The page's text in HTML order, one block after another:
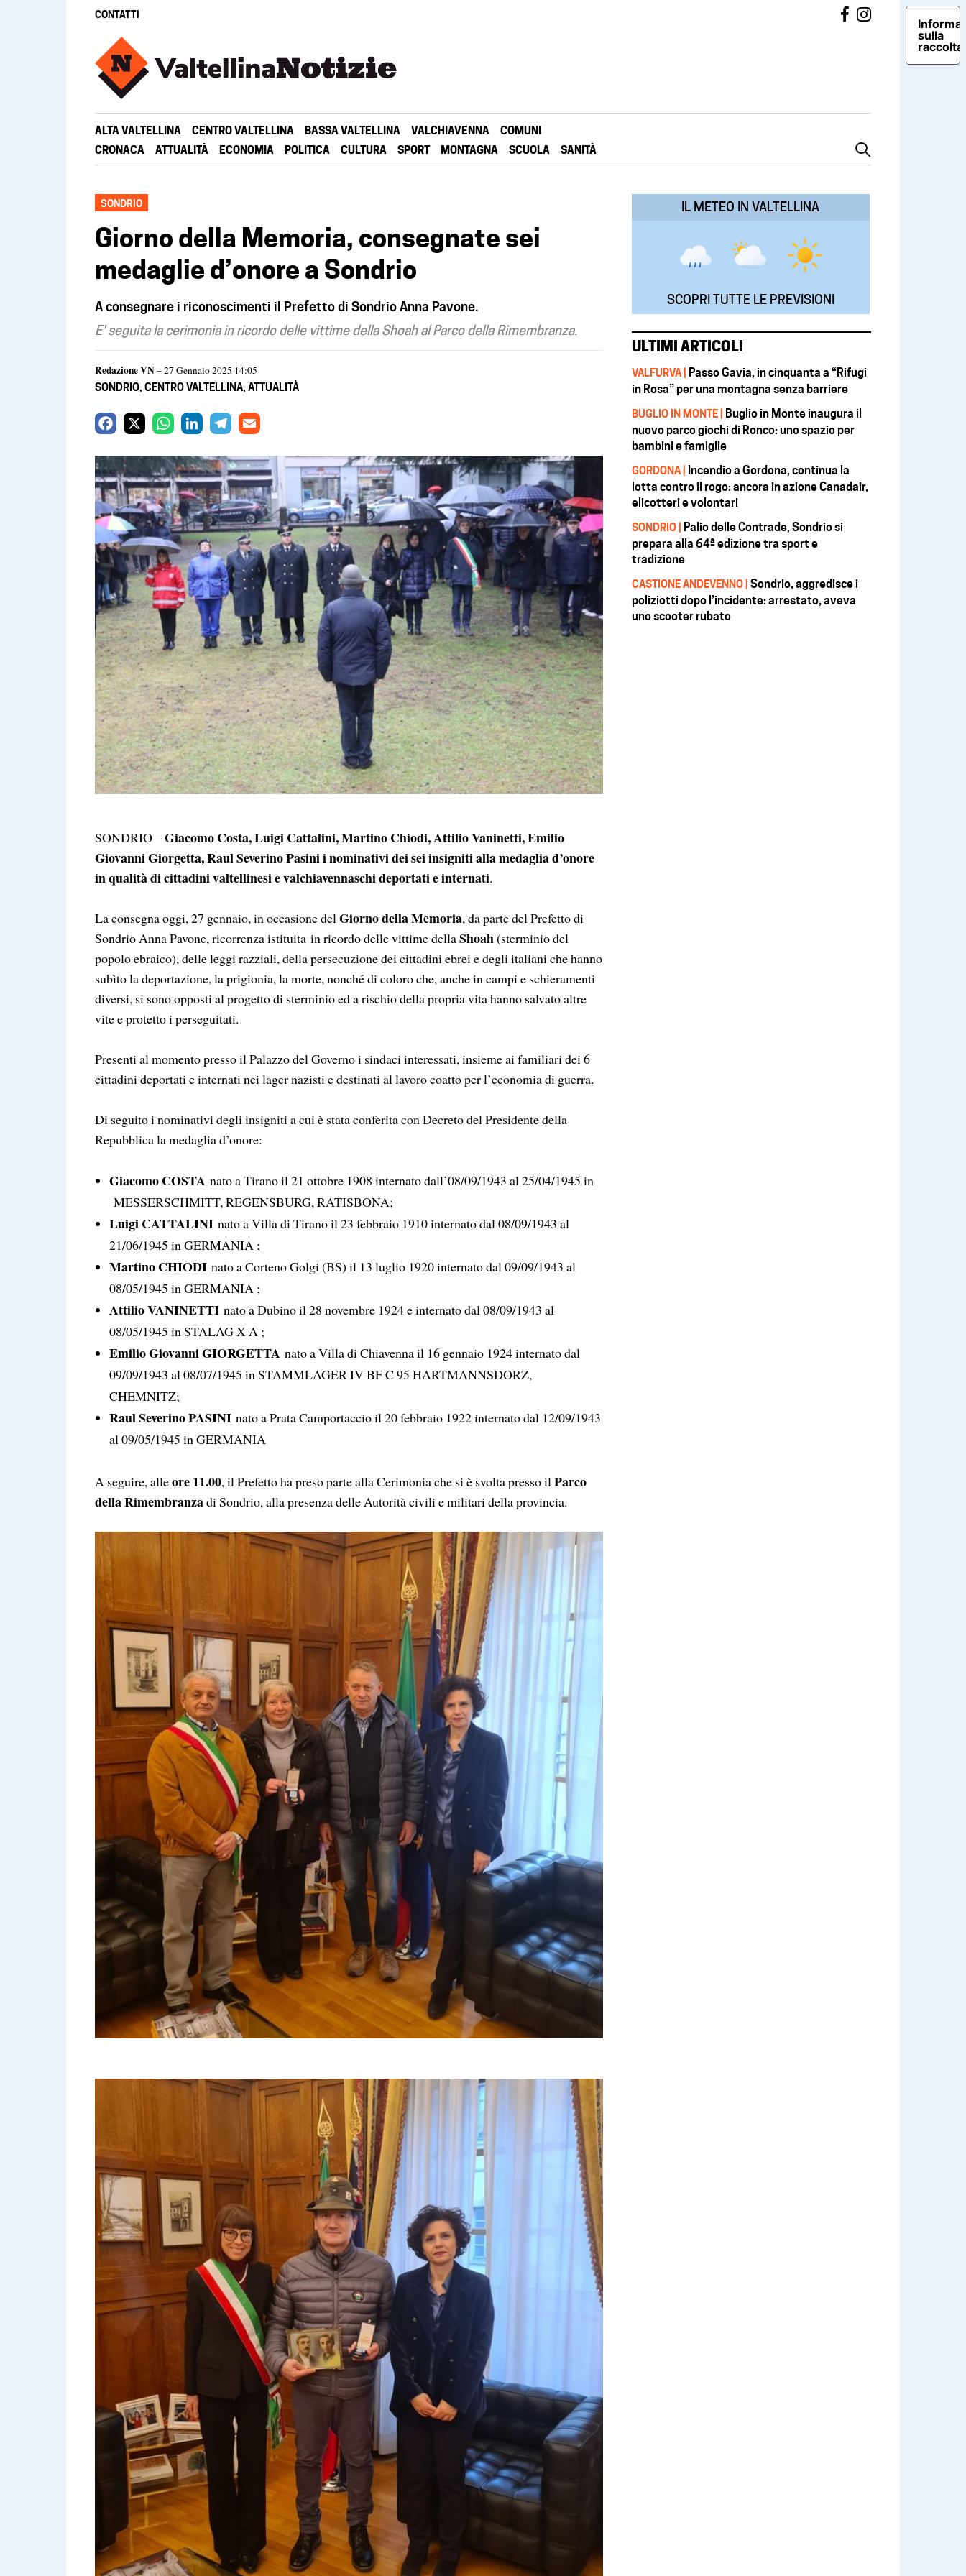
CONTATTI
ALTA VALTELLINA CENTRO VALTELLINA BASSA VALTELLINA VALCHIAVENNA
COMUNI
CRONACA
ATTUALITÀ ECONOMIA POLITICA CULTURA SPORT MONTAGNA SCUOLA SANITÀ
SONDRIO
Giorno della Memoria, consegnate sei
medaglie d’onore a Sondrio
A consegnare i riconoscimenti il Prefetto di Sondrio Anna Pavone.
E' seguita la cerimonia in ricordo delle vittime della Shoah al Parco della Rimembranza.
Redazione VN– 27 Gennaio 2025 14:05
SONDRIO, CENTRO VALTELLINA, ATTUALITÀ
e
b
o
o
k
a
t
s
A
p
p
n
k
e
d
I
n
l
e
g
r
a
m
a
i
l
SONDRIO –Giacomo Costa, Luigi Cattalini, Martino Chiodi, Attilio Vaninetti, Emilio
Giovanni Giorgetta, Raul Severino Pasini i nominativi dei sei insigniti alla medaglia d’onore
in qualità di cittadini valtellinesi e valchiavennaschi deportati e internati.
La consegna oggi, 27 gennaio, in occasione delGiorno della Memoria, da parte del Prefetto di
Sondrio Anna Pavone, ricorrenza istituita in ricordo delle vittime dellaShoah(sterminio del
popolo ebraico), delle leggi razziali, della persecuzione dei cittadini ebrei e degli italiani che hanno
subìto la deportazione, la prigionia, la morte, nonché di coloro che, anche in campi e schieramenti
diversi, si sono opposti al progetto di sterminio ed a rischio della propria vita hanno salvato altre
vite e protetto i perseguitati.
Presenti al momento presso il Palazzo del Governo i sindaci interessati, insieme ai familiari dei 6
cittadini deportati e internati nei lager nazisti e destinati al lavoro coatto per l’economia di guerra.
Di seguito i nominativi degli insigniti a cui è stata conferita con Decreto del Presidente della
Repubblica la medaglia d’onore:
Giacomo COSTA nato a Tirano il 21 ottobre 1908 internato dall’08/09/1943 al 25/04/1945 in
MESSERSCHMITT, REGENSBURG, RATISBONA;
Luigi CATTALINI nato a Villa di Tirano il 23 febbraio 1910 internato dal 08/09/1943 al
21/06/1945 in GERMANIA ;
Martino CHIODI nato a Corteno Golgi (BS) il 13 luglio 1920 internato dal 09/09/1943 al
08/05/1945 in GERMANIA ;
Attilio VANINETTI nato a Dubino il 28 novembre 1924 e internato dal 08/09/1943 al
08/05/1945 in STALAG X A ;
Emilio Giovanni GIORGETTA nato a Villa di Chiavenna il 16 gennaio 1924 internato dal
09/09/1943 al 08/07/1945 in STAMMLAGER IV BF C 95 HARTMANNSDORZ,
CHEMNITZ;
Raul Severino PASINI nato a Prata Camportaccio il 20 febbraio 1922 internato dal 12/09/1943
al 09/05/1945 in GERMANIA
A seguire, alleore 11.00, il Prefetto ha preso parte alla Cerimonia che si è svolta presso ilParco
della Rimembranzadi Sondrio, alla presenza delle Autorità civili e militari della provincia.
IL METEO IN VALTELLINA
SCOPRI TUTTE LE PREVISIONI
ULTIMI ARTICOLI
VALFURVA | Passo Gavia, in cinquanta a “Rifugi
in Rosa” per una montagna senza barriere
BUGLIO IN MONTE | Buglio in Monte inaugura il
nuovo parco giochi di Ronco: uno spazio per
bambini e famiglie
GORDONA | Incendio a Gordona, continua la
lotta contro il rogo: ancora in azione Canadair,
elicotteri e volontari
SONDRIO | Palio delle Contrade, Sondrio si
prepara alla 64ª edizione tra sport e
tradizione
CASTIONE ANDEVENNO | Sondrio, aggredisce i
poliziotti dopo l’incidente: arrestato, aveva
uno scooter rubato
sulla
raccolta